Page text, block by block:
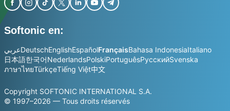
Softonic en:
عربيDeutschEnglishEspañolFrançaisBahasa IndonesiaItaliano
日本語한국어NederlandsPolskiPortuguêsРусскийSvenska
ภาษาไทยTürkçeTiếng Việt中文
Copyright SOFTONIC INTERNATIONAL S.A.
© 1997–2026 — Tous droits réservés